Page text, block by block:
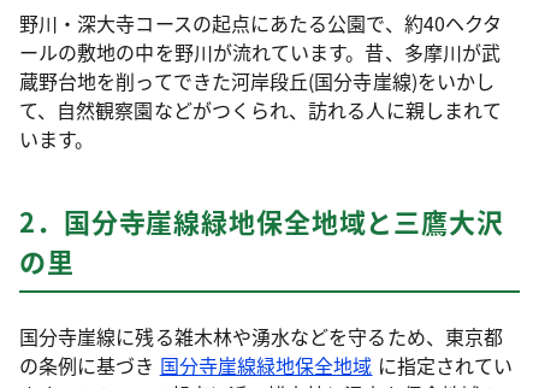
野川・深大寺コースの起点にあたる公園で、約40ヘクタ
ールの敷地の中を野川が流れています。昔、多摩川が武
蔵野台地を削ってできた河岸段丘(国分寺崖線)をいかし
て、自然観察園などがつくられ、訪れる人に親しまれて
います。
2．国分寺崖線緑地保全地域と三鷹大沢
の里
国分寺崖線に残る雑木林や湧水などを守るため、東京都
の条例に基づき 国分寺崖線緑地保全地域 に指定されてい